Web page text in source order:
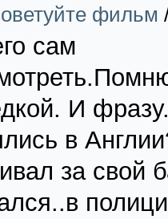
фильм
сам
И
в
за свой